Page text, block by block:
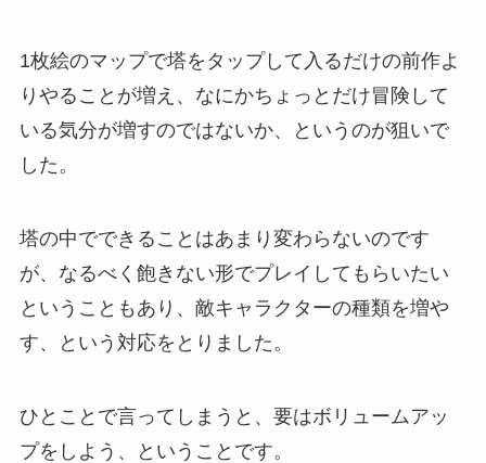
1枚絵のマップで塔をタップして入るだけの前作よ
りやることが増え、なにかちょっとだけ冒険して
いる気分が増すのではないか、というのが狙いで
した。
塔の中でできることはあまり変わらないのです
が、なるべく飽きない形でプレイしてもらいたい
ということもあり、敵キャラクターの種類を増や
す、という対応をとりました。
ひとことで言ってしまうと、要はボリュームアッ
プをしよう、ということです。